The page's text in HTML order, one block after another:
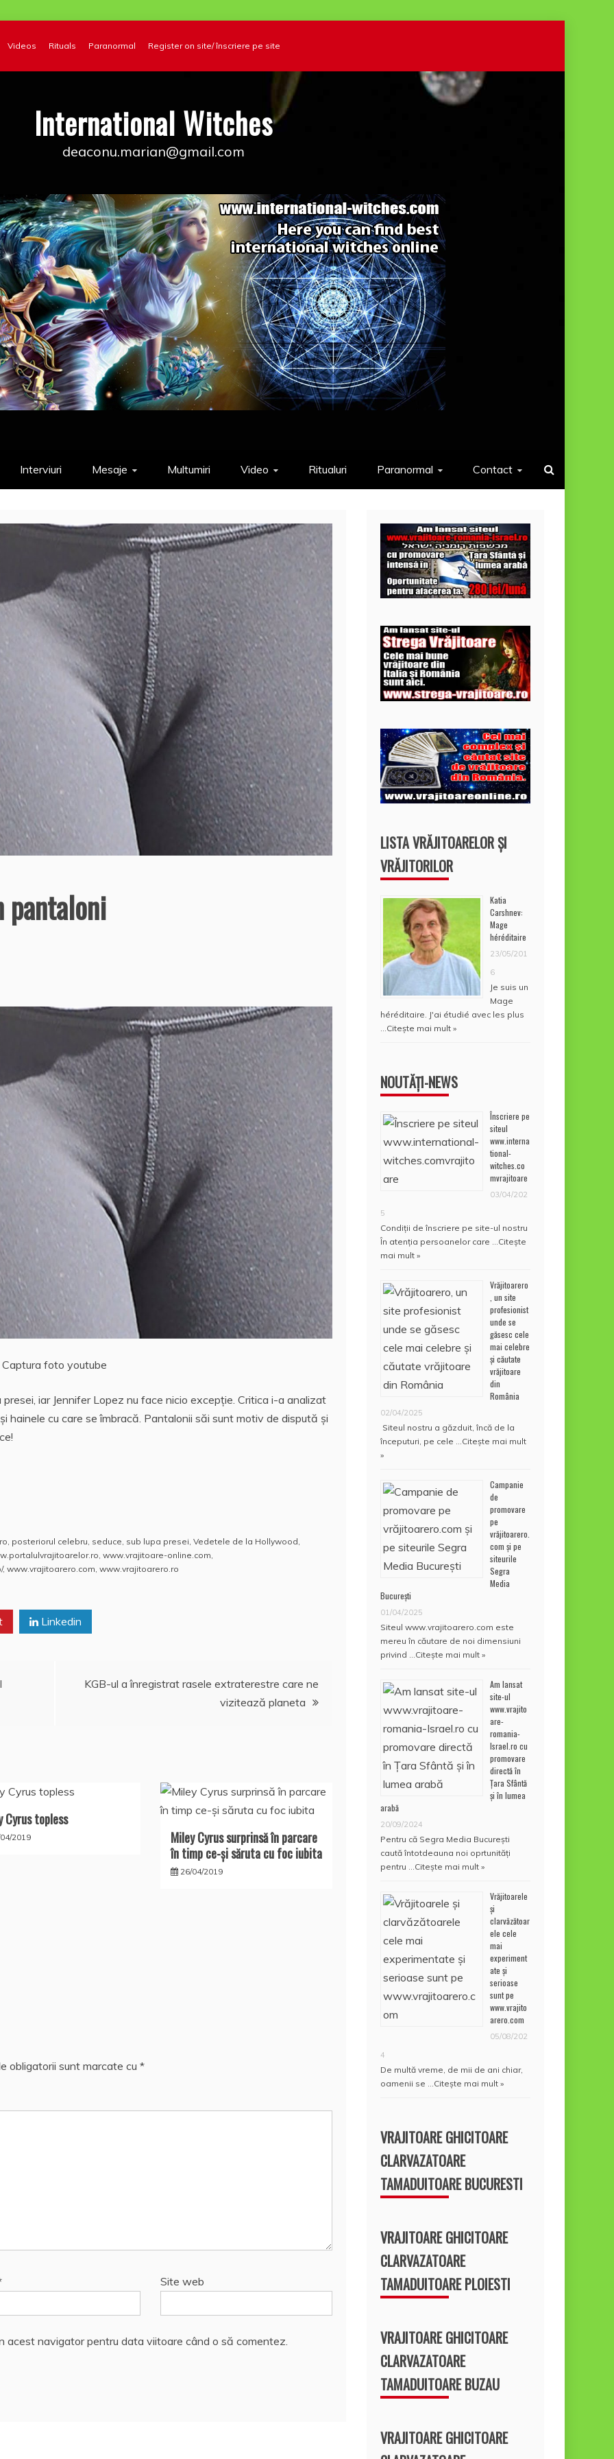
Videos Rituals Paranormal
Register on site/ înscriere pe site
International Witches
deaconu.marian@gmail.com
Interviuri Mesaje Multumiri Video Ritualuri Paranormal Contact
pantaloni
Captura foto youtube
iar Jennifer Lopez nu face nicio excepţie. Critica i-a analizat
hainele cu care se îmbracă. Pantalonii săi sunt motiv de dispută şi
posteriorul celebru seduce sub lupa presei Vedetele de la Hollywood
www.vrajitoare-online.com
, www.vrajitoarero.com www.vrajitoarero.ro
Linkedin
KGB-ul a înregistrat rasele extraterestre care ne
vizitează planeta
Cyrus topless
2019
Miley Cyrus surprinsă în parcare
în timp ce-şi săruta cu foc iubita
26/04/2019
obligatorii sunt marcate cu *
Site web
acest navigator pentru data viitoare când o să comentez.
LISTA VRĂJITOARELOR ȘI
VRĂJITORILOR
Katia
Carshnev:
Mage
héréditaire
23/05/201
6
Je suis un
Mage
héréditaire. J'ai étudié avec les plus
Citește mai mult »
NOUTĂȚI-NEWS
Înscriere pe
siteul
www.interna
tional-
witches.co
mvrajitoare
03/04/202
5
Condiţii de înscriere pe site-ul nostru
În atenţia persoanelor care … Citește
mai mult »
Vrăjitoarero
, un site
profesionist
unde se
găsesc cele
mai celebre
și căutate
vrăjitoare
din
România
02/04/2025
Siteul nostru a găzduit, încă de la
începuturi, pe cele … Citește mai mult
»
Campanie
de
promovare
pe
vrăjitoarero.
com și pe
siteurile
Segra
Media
București
01/04/2025
Siteul www.vrajitoarero.com este
mereu în căutare de noi dimensiuni
privind … Citește mai mult »
Am lansat
site-ul
www.vrajito
are-
romania-
Israel.ro cu
promovare
directă în
Țara Sfântă
și în lumea
arabă
20/09/2024
Pentru că Segra Media București
caută întotdeauna noi oprtunități
pentru … Citește mai mult »
Vrăjitoarele
și
clarvăzătoar
ele cele
mai
experiment
ate și
serioase
sunt pe
www.vrajito
arero.com
05/08/202
4
De multă vreme, de mii de ani chiar,
oamenii se … Citește mai mult »
VRAJITOARE GHICITOARE
CLARVAZATOARE
TAMADUITOARE BUCURESTI
VRAJITOARE GHICITOARE
CLARVAZATOARE
TAMADUITOARE PLOIESTI
VRAJITOARE GHICITOARE
CLARVAZATOARE
TAMADUITOARE BUZAU
VRAJITOARE GHICITOARE